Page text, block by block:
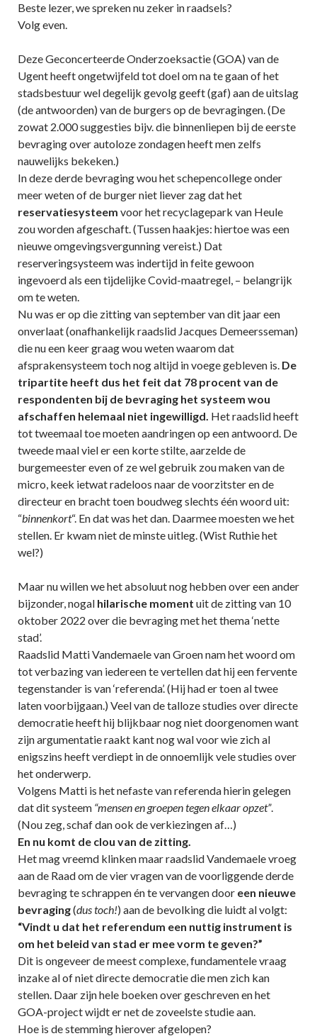
Beste lezer, we spreken nu zeker in raadsels?
Volg even.
Deze Geconcerteerde Onderzoeksactie (GOA) van de
Ugent heeft ongetwijfeld tot doel om na te gaan of het
stadsbestuur wel degelijk gevolg geeft (gaf) aan de uitslag
(de antwoorden) van de burgers op de bevragingen. (De
zowat 2.000 suggesties bijv. die binnenliepen bij de eerste
bevraging over autoloze zondagen heeft men zelfs
nauwelijks bekeken.)
In deze derde bevraging wou het schepencollege onder
meer weten of de burger niet liever zag dat het
reservatiesysteem voor het recyclagepark van Heule
zou worden afgeschaft. (Tussen haakjes: hiertoe was een
nieuwe omgevingsvergunning vereist.) Dat
reserveringsysteem was indertijd in feite gewoon
ingevoerd als een tijdelijke Covid-maatregel, – belangrijk
om te weten.
Nu was er op die zitting van september van dit jaar een
onverlaat (onafhankelijk raadslid Jacques Demeersseman)
die nu een keer graag wou weten waarom dat
afsprakensysteem toch nog altijd in voege gebleven is. De
tripartite heeft dus het feit dat 78 procent van de
respondenten bij de bevraging het systeem wou
afschaffen helemaal niet ingewilligd. Het raadslid heeft
tot tweemaal toe moeten aandringen op een antwoord. De
tweede maal viel er een korte stilte, aarzelde de
burgemeester even of ze wel gebruik zou maken van de
micro, keek ietwat radeloos naar de voorzitster en de
directeur en bracht toen boudweg slechts één woord uit:
“binnenkort“. En dat was het dan. Daarmee moesten we het
stellen. Er kwam niet de minste uitleg. (Wist Ruthie het
wel?)
Maar nu willen we het absoluut nog hebben over een ander
bijzonder, nogal hilarische moment uit de zitting van 10
oktober 2022 over die bevraging met het thema ‘nette
stad’.
Raadslid Matti Vandemaele van Groen nam het woord om
tot verbazing van iedereen te vertellen dat hij een fervente
tegenstander is van ‘referenda’. (Hij had er toen al twee
laten voorbijgaan.) Veel van de talloze studies over directe
democratie heeft hij blijkbaar nog niet doorgenomen want
zijn argumentatie raakt kant nog wal voor wie zich al
enigszins heeft verdiept in de onnoemlijk vele studies over
het onderwerp.
Volgens Matti is het nefaste van referenda hierin gelegen
dat dit systeem “mensen en groepen tegen elkaar opzet”.
(Nou zeg, schaf dan ook de verkiezingen af…)
En nu komt de clou van de zitting.
Het mag vreemd klinken maar raadslid Vandemaele vroeg
aan de Raad om de vier vragen van de voorliggende derde
bevraging te schrappen én te vervangen door een nieuwe
bevraging(dus toch!) aan de bevolking die luidt al volgt:
“Vindt u dat het referendum een nuttig instrument is
om het beleid van stad er mee vorm te geven?”
Dit is ongeveer de meest complexe, fundamentele vraag
inzake al of niet directe democratie die men zich kan
stellen. Daar zijn hele boeken over geschreven en het
GOA-project wijdt er net de zoveelste studie aan.
Hoe is de stemming hierover afgelopen?